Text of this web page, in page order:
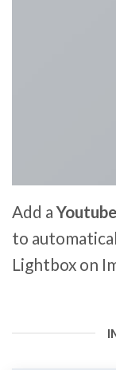
Add a
to
Lightbox on